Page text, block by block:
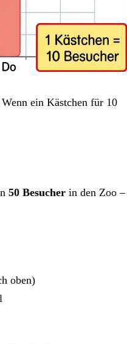
Wenn ein Kästchen für 10
50 Besucher in den Zoo –
oben)